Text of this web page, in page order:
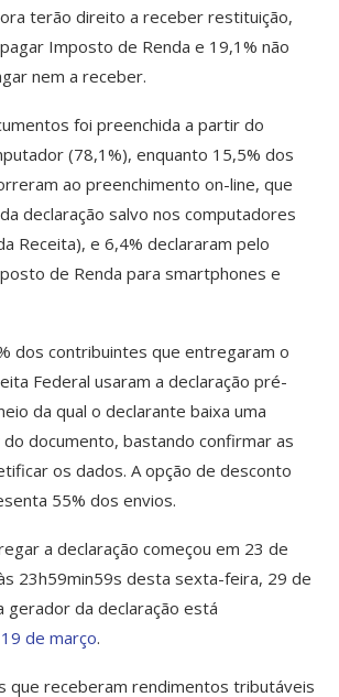
terão direito a receber restituição,
Imposto de Renda e 19,1% não
nem a receber.
foi preenchida a partir do
(78,1%), enquanto 15,5% dos
ao preenchimento on-line, que
declaração salvo nos computadores
Receita), e 6,4% declararam pelo
de Renda para smartphones e
dos contribuintes que entregaram o
Federal usaram a declaração pré-
da qual o declarante baixa uma
documento, bastando confirmar as
os dados. A opção de desconto
55% dos envios.
a declaração começou em 23 de
23h59min59s desta sexta-feira, 29 de
gerador da declaração está
de março.
que receberam rendimentos tributáveis